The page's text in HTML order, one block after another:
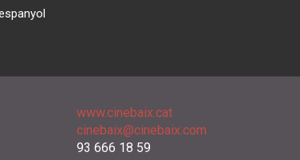
www.cinebaix.cat
cinebaix@cinebaix.com
93 666 18 59